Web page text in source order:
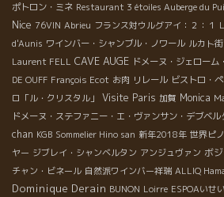
ポトロン・ミネ Restaurant 3 étoiles Auberge du
Nice 76VIN Abrieu フランス対ウルグアイ：２：１
d'Aunis ワインバー・シャンブル・ノワール ルカト街
Laurent FELL CAVE AUGE ドメーヌ・ジェローム
DE OUFF François Ecot お肉 リレール ビストロ・
ロ「ル・クリスタル」
Visite Paris 加賀 Monica
ドメーヌ・ステファニー・エ・ヴァンサン・デブベル
chan KGB Sommelier Hino san 新年2018年 世界ピ
ヤー ジブレイ・シャンベルタン アンジュヴァン ボ
チャン・ビネール 自然派ワインバー祥瑞 ALLIQ
Dominique Derain BUNON Loirre ESPOAいせい